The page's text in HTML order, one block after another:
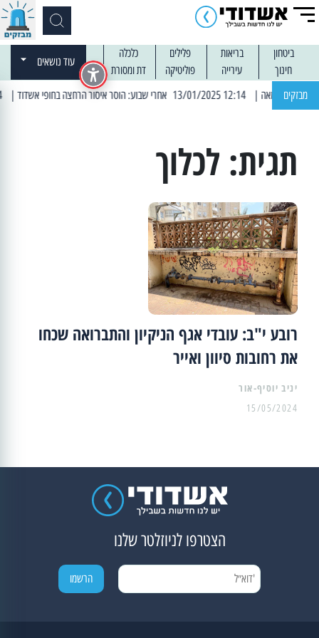
ביטחון בריאות פלילים
כלכלה
חינוך
עירייה פוליטיקה דת ומסורת
עוד נושאים
מבזקים | 12:14 13/01/2025 אחרי שבוע: הוסר איסור הרחצה בחופי אשדוד | 13:04 14/01/2025 עובדים בלילות: עבודות קרצוף וריבוד אספלט
תגית: לכלוך
רובע י"ב: עובדי אגף הניקיון והתברואה שכחו
את רחובות סיוון ואייר
יניב יוסיף-אור
15/05/2024
הצטרפו לניוזלטר שלנו